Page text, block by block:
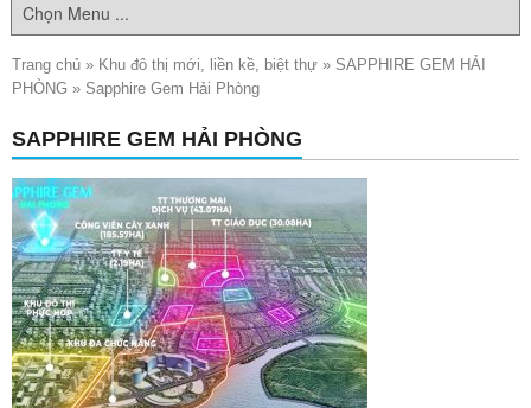
Trang chủ » Khu đô thị mới, liền kề, biệt thự » SAPPHIRE GEM HẢI
PHÒNG » Sapphire Gem Hải Phòng
SAPPHIRE GEM HẢI PHÒNG